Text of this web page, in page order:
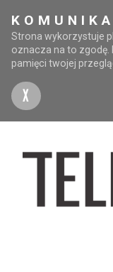
Strona wykorzystuje
oznacza na to zgodę.
pamięci twojej
X